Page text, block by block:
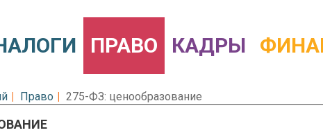
ПРАВО КАДРЫ
Право 275-ФЗ: ценообразование